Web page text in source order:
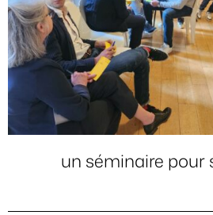
un séminaire pour